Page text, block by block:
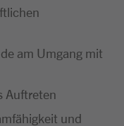
am Umgang mit
Auftreten
und